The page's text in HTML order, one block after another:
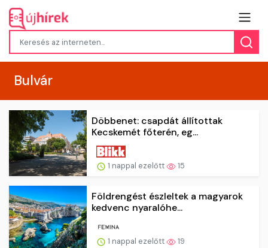
Bulvár
Döbbenet: csapdát állítottak
Kecskemét főterén, eg...
1 nappal ezelőtt 15
Földrengést észleltek a magyarok
kedvenc nyaralóhe...
1 nappal ezelőtt 19